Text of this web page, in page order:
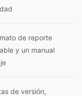
de reporte
y un manual
de versión,